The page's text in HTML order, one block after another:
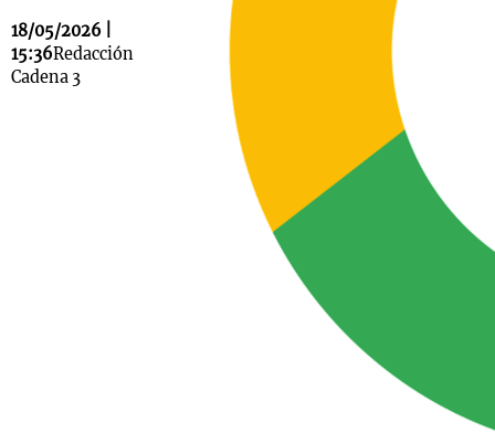
18/05/2026 |
15:36Redacción
Cadena 3